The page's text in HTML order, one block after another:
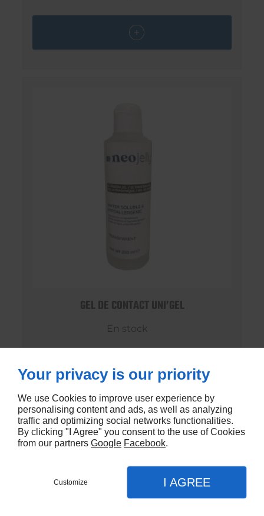
GEL DE CONTACT UNI’GEL
En stock
Your privacy is our priority
We use Cookies to improve user experience by
personalising content and ads, as well as analyzing
traffic and optimizing social networks functionalities.
By clicking "I Agree" you consent to the use of Cookies
from our partners Google Facebook.
Customize I AGREE